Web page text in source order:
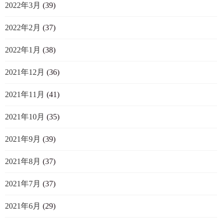
2022年3月 (39)
2022年2月 (37)
2022年1月 (38)
2021年12月 (36)
2021年11月 (41)
2021年10月 (35)
2021年9月 (39)
2021年8月 (37)
2021年7月 (37)
2021年6月 (29)